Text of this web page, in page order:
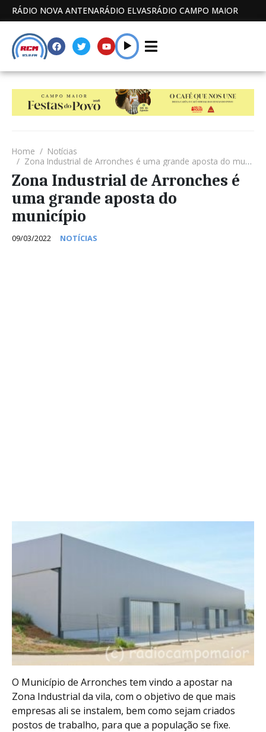
RÁDIO NOVA ANTENARÁDIO ELVASRÁDIO CAMPO MAIOR
Home
Notícias
Zona Industrial de Arronches é uma grande aposta do município
Zona Industrial de Arronches é
uma grande aposta do
município
09/03/2022 NOTÍCIAS
O Município de Arronches tem vindo a apostar na
Zona Industrial da vila, com o objetivo de que mais
empresas ali se instalem, bem como sejam criados
postos de trabalho, para que a população se fixe.